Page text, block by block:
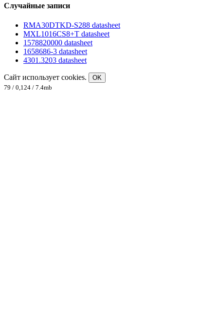
Случайные записи
RMA30DTKD-S288 datasheet
MXL1016CS8+T datasheet
1578820000 datasheet
1658686-3 datasheet
4301.3203 datasheet
Сайт использует cookies.
OK
79 / 0,124 / 7.4mb